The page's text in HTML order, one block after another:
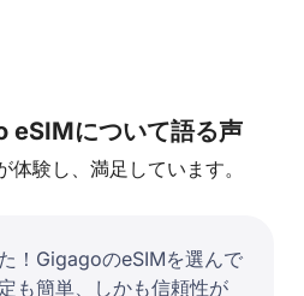
eSIMについて語る声
験し、満足しています。
！GigagoのeSIMを選んで
も簡単、しかも信頼性が